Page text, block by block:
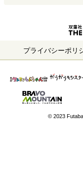
プライバシーポリ
© 2023